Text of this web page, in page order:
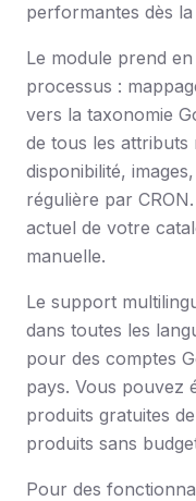
performantes dès
Le module prend
processus :
vers la taxonomie
de tous les attributs
disponibilité,
régulière par
actuel de votre
manuelle.
Le support
dans toutes les
pour des comptes
pays. Vous pouvez
produits gratuites
produits sans
Pour des